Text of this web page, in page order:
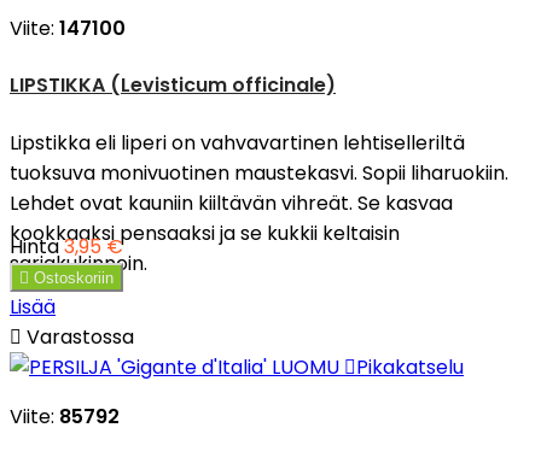
Viite: 147100
LIPSTIKKA (Levisticum officinale)
Lipstikka eli liperi on vahvavartinen lehtiselleriltä
tuoksuva monivuotinen maustekasvi. Sopii liharuokiin.
Lehdet ovat kauniin kiiltävän vihreät. Se kasvaa
kookkaaksi pensaaksi ja se kukkii keltaisin
sarjakukinnoin.
Hinta3,95 €
 Ostoskoriin
Lisää
 Varastossa
Pikakatselu
Viite: 85792